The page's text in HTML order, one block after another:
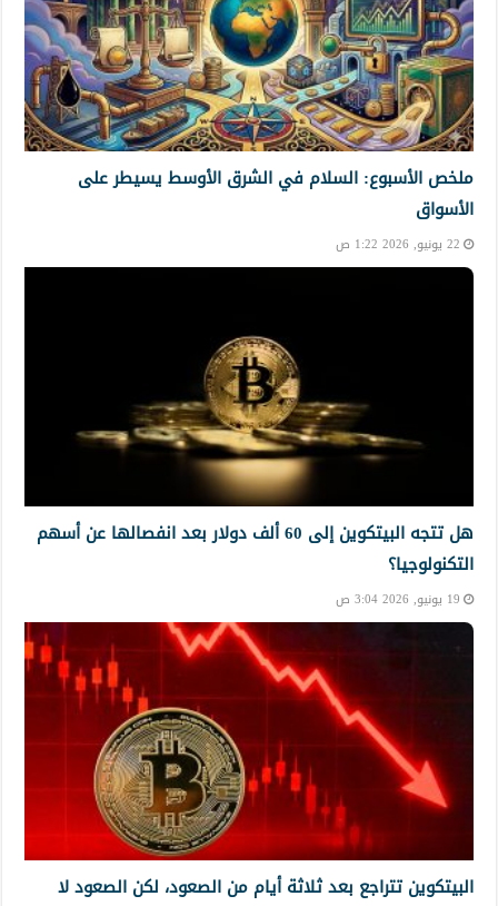
ملخص الأسبوع: السلام في الشرق الأوسط يسيطر على
الأسواق
22 يونيو, 2026 1:22 ص
هل تتجه البيتكوين إلى 60 ألف دولار بعد انفصالها عن أسهم
التكنولوجيا؟
19 يونيو, 2026 3:04 ص
البيتكوين تتراجع بعد ثلاثة أيام من الصعود، لكن الصعود لا